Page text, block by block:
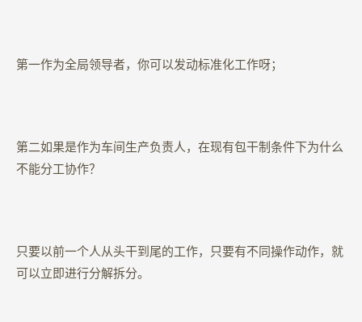
第一作为全局领导者，你可以发动标准化工作呀；
第二如果是作为车间生产负责人，在现有包干制条件下为什么
不能分工协作？
只要以前一个人从头干到尾的工作，只要有不同操作动作，就
可以立即进行分解拆分。